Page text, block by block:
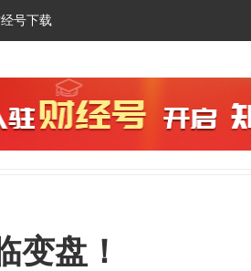
号下载
变盘！